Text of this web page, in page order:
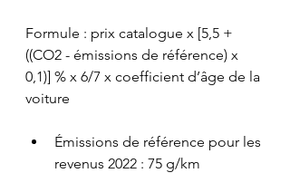
Formule : prix catalogue x [5,5 +
((CO2 - émissions de référence) x
0,1)] % x 6/7 x coefficient d’âge de la
voiture
Émissions de référence pour les
revenus 2022 : 75 g/km